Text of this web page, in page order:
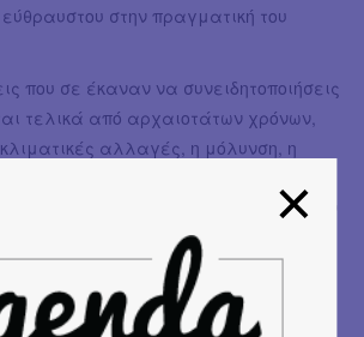
εύθραυστου στην πραγματική του
που σε έκαναν να συνειδητοποιήσεις
τελικά από αρχαιοτάτων χρόνων,
κλιματικές αλλαγές, η μόλυνση, η
επηρεάζουν βαθύτατα τον πλανήτη
ανεπανόρθωτες αλλαγές που αν δεν
εμείς μπορούν
να οδηγήσουν σε
ή μήπως καλύτερα να πω
καθώς οι μοιραίες αλλαγές που
πλανήτη είναι έργο ανθρώπων